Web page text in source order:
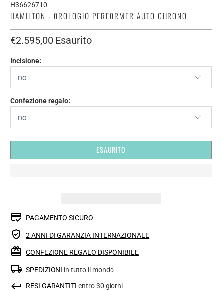
H36626710
HAMILTON - OROLOGIO PERFORMER AUTO CHRONO
€2.595,00 Esaurito
Incisione:
Confezione regalo:
ESAURITO
PAGAMENTO SICURO
2 ANNI DI GARANZIA INTERNAZIONALE
CONFEZIONE REGALO DISPONIBILE
SPEDIZIONI in tutto il mondo
RESI GARANTITI entro 30 giorni